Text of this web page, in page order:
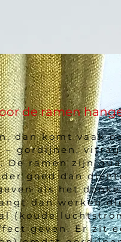
dan komt vaak
– gordijnen,
ramen zijn
goed dan
als het
dan werken
(koude
geven. Er zit
de ramen